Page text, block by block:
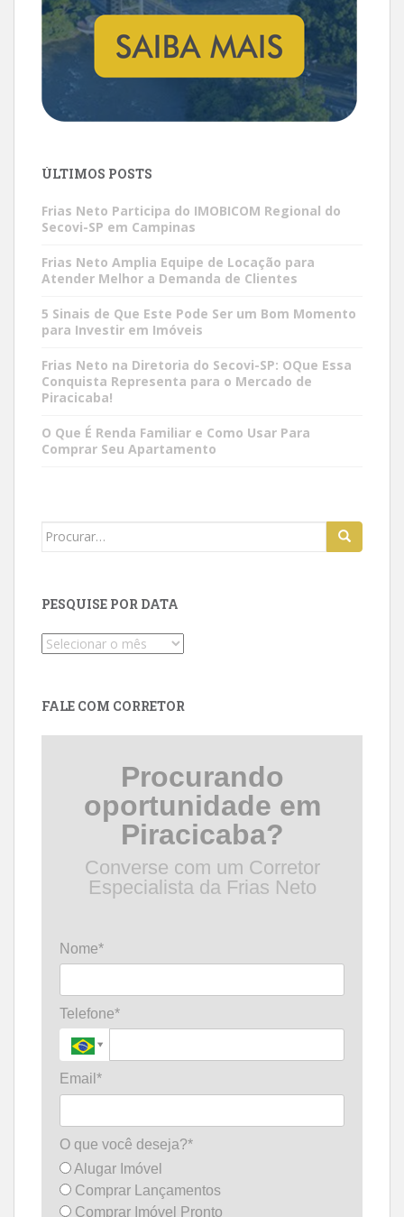
ÚLTIMOS POSTS
Frias Neto Participa do IMOBICOM Regional do
Secovi-SP em Campinas
Frias Neto Amplia Equipe de Locação para
Atender Melhor a Demanda de Clientes
5 Sinais de Que Este Pode Ser um Bom Momento
para Investir em Imóveis
Frias Neto na Diretoria do Secovi-SP: OQue Essa
Conquista Representa para o Mercado de
Piracicaba!
O Que É Renda Familiar e Como Usar Para
Comprar Seu Apartamento
Search
PESQUISE POR DATA
Pesquise
FALE COM CORRETOR
Procurando
oportunidade em
Piracicaba?
Converse com um Corretor
Especialista da Frias Neto
Nome*
Telefone*
Email*
O que você deseja?*
Alugar Imóvel
Comprar Lançamentos
Comprar Imóvel Pronto